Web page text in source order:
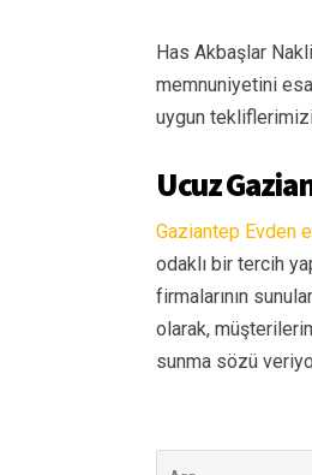
Has Akbaşlar
memnuniyetini
uygun
Ucuz
Gaziantep Evden
odaklı bir tercih
firmalarının
olarak,
sunma sözü